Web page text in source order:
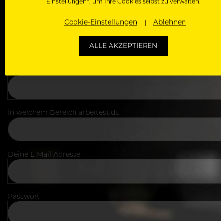
In welchem Bereich arbeitest du
Deine E-Mail Adresse
Passwort
Cookie-Einstellungen Ablehnen
ALLE AKZEPTIEREN